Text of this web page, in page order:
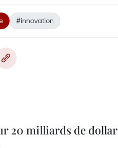
#innovation
20 milliards de